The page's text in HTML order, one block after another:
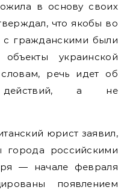
в основу своих
что якобы во
с гражданскими были
украинской
речь идет об
действий, а не
юрист заявил,
города российскими
— начале февраля
появлением